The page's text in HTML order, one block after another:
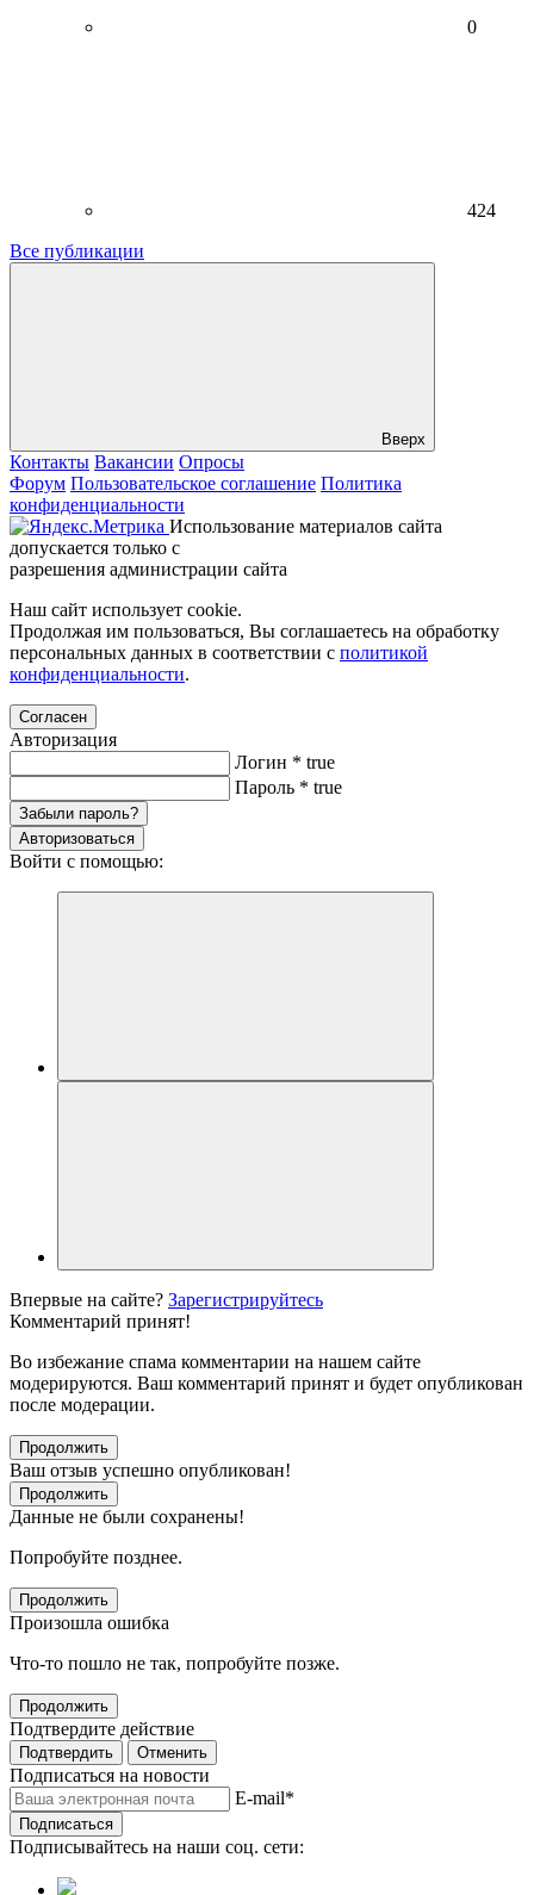
0
424
Все публикации
Вверх
Контакты Вакансии Опросы
Форум Пользовательское соглашение Политика
конфиденциальности
Использование материалов сайта
допускается только с
разрешения администрации сайта
Наш сайт использует cookie.
Продолжая им пользоваться, Вы соглашаетесь на обработку
персональных данных в соответствии с политикой
конфиденциальности.
Согласен
Авторизация
Логин * true
Пароль * true
Забыли пароль?
Авторизоваться
Войти с помощью:
Впервые на сайте? Зарегистрируйтесь
Комментарий принят!
Во избежание спама комментарии на нашем сайте
модерируются. Ваш комментарий принят и будет опубликован
после модерации.
Продолжить
Ваш отзыв успешно опубликован!
Продолжить
Данные не были сохранены!
Попробуйте позднее.
Продолжить
Произошла ошибка
Что-то пошло не так, попробуйте позже.
Продолжить
Подтвердите действие
Подтвердить Отменить
Подписаться на новости
E-mail*
Подписаться
Подписывайтесь на наши соц. сети: